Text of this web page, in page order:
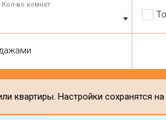
Кол-во комнат
квартиры. Настройки сохранятся